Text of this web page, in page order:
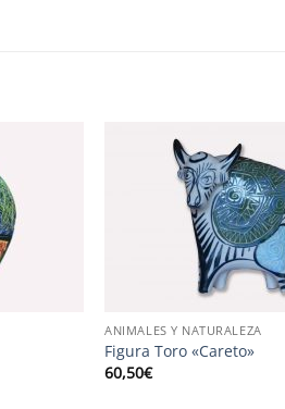
ANIMALES Y NATURALEZA
Figura Toro «Careto»
60,50€